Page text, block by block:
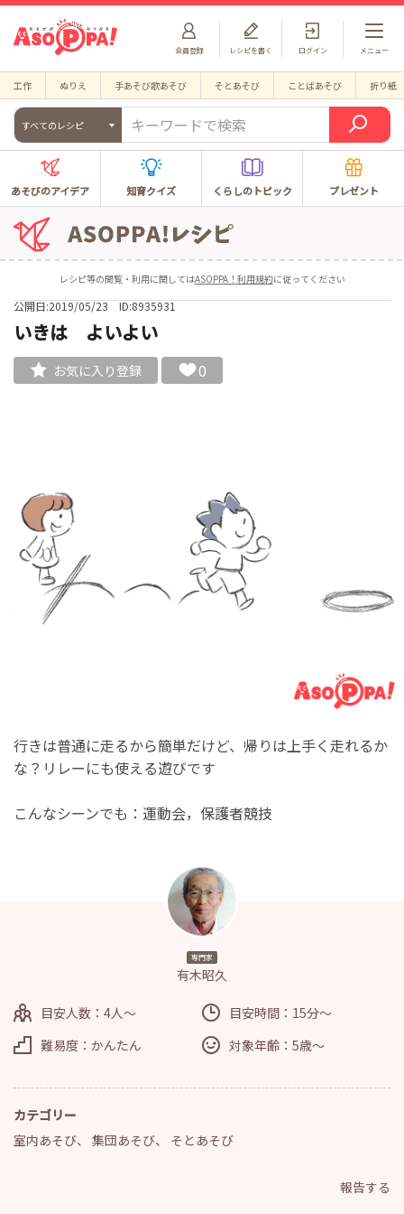
会員登録 ログイン
レシピを書く メニュー
工作 ぬりえ 手あそび歌あそび そとあそび ことばあそび 折り紙
すべてのレシピ
あそびのアイデア 知育クイズ くらしのトピック プレゼント
レシピ等の閲覧・利用に関してはASOPPA！利用規約に従ってください
公開日:2019/05/23 ID:8935931
いきは よいよい
お気に入り登録 0
行きは普通に走るから簡単だけど、帰りは上手く走れるか
な？リレーにも使える遊びです
こんなシーンでも：運動会，保護者競技
専門家
有木昭久
目安人数：4人～
目安時間：15分～
難易度：かんたん
対象年齢：5歳～
カテゴリー
室内あそび、 集団あそび、 そとあそび
報告する